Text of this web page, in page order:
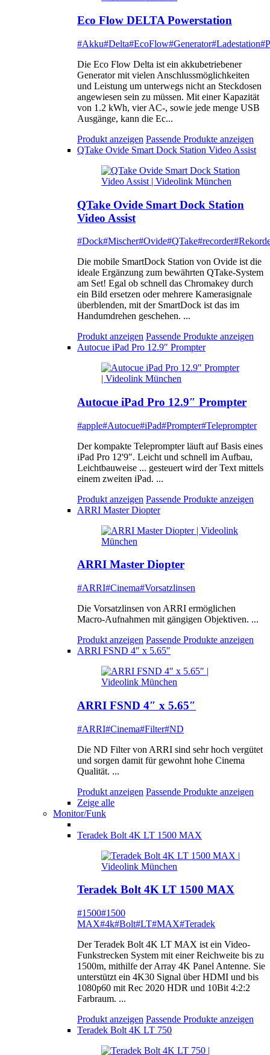
Eco Flow DELTA Powerstation
#Akku#Delta#EcoFlow#Generator#Ladestation
Die Eco Flow Delta ist ein akkubetriebener
Generator mit vielen Anschlussmöglichkeiten
und Leistung um unterwegs nicht an Steckdosen
angewiesen sein zu müssen. Mit einer Kapazität
von 1.2 kWh, vier AC-, sowie jede menge USB
Ausgänge, kann die Ec...
Produkt anzeigen Passende Produkte anzeigen
QTake Ovide Smart Dock Station Video Assist
QTake Ovide Smart Dock Station
Video Assist
#Dock#Mischer#Ovide#QTake#recorder
Die mobile SmartDock Station von Ovide ist die
ideale Ergänzung zum bewährten QTake-System
am Set! Egal ob schnell das Chromakey durch
ein Bild ersetzen oder mehrere Kamerasignale
überblenden, mit der SmartDock ist das im
Handumdrehen geschehen. ...
Produkt anzeigen Passende Produkte anzeigen
Autocue iPad Pro 12.9″ Prompter
Autocue iPad Pro 12.9″ Prompter
#apple#Autocue#iPad#Prompter#Teleprompter
Der kompakte Teleprompter läuft auf Basis eines
iPad Pro 12'9". Leicht und schnell im Aufbau,
Leichtbauweise ... gesteuert wird der Text mittels
einem zweiten iPad. ...
Produkt anzeigen Passende Produkte anzeigen
ARRI Master Diopter
ARRI Master Diopter
#ARRI#Cinema#Vorsatzlinsen
Die Vorsatzlinsen von ARRI ermöglichen
Macro-Aufnahmen mit gängigen Objektiven. ...
Produkt anzeigen Passende Produkte anzeigen
ARRI FSND 4″ x 5.65″
ARRI FSND 4″ x 5.65″
#ARRI#Cinema#Filter#ND
Die ND Filter von ARRI sind sehr hoch vergütet
und sorgen damit für gewohnt hohe Cinema
Qualität. ...
Produkt anzeigen Passende Produkte anzeigen
Zeige alle
Monitor/Funk
Teradek Bolt 4K LT 1500 MAX
Teradek Bolt 4K LT 1500 MAX
#1500#1500
MAX#4k#Bolt#LT#MAX#Teradek
Der Teradek Bolt 4K LT MAX ist ein Video-
Funkstrecken System mit einer Reichweite bis zu
1500m, mithilfe der Array 4K Panel Antenne. Sie
unterstützt ein 4K30 Signal über HDMI und bis
1080p60 mit Rec 2020 HDR und 10Bit 4:2:2
Farbraum. ...
Produkt anzeigen Passende Produkte anzeigen
Teradek Bolt 4K LT 750